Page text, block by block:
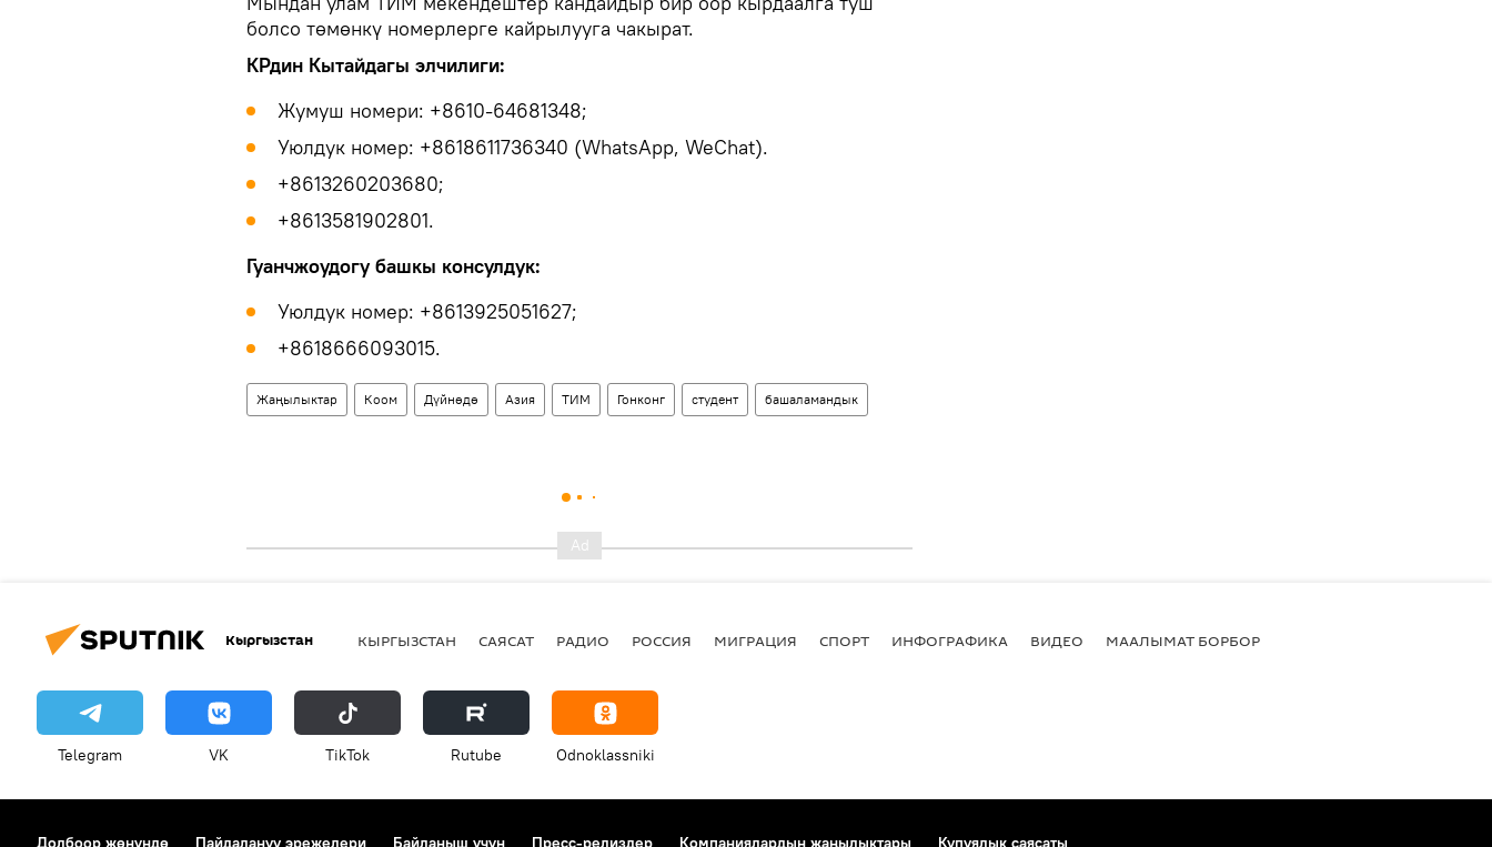
болсо төмөнкү номерлерге кайрылууга чакырат.
КРдин Кытайдагы элчилиги:
Жумуш номери: +8610-64681348;
Уюлдук номер: +8618611736340 (WhatsApp, WeChat).
+8613260203680;
+8613581902801.
Гуанчжоудогу башкы консулдук:
Уюлдук номер: +8613925051627;
+8618666093015.
Жаңылыктар Коом Дүйнөдө Азия ТИМ Гонконг студент башаламандык
Кыргызстан КЫРГЫЗСТАН САЯСАТ РАДИО РОССИЯ МИГРАЦИЯ СПОРТ ИНФОГРАФИКА ВИДЕО МААЛЫМАТ БОРБОР
Telegram VK ТikТоk Rutube Odnoklassniki
Долбоор жөнүндө Пайдалануу эрежелери Байланыш үчүн Пресс-релиздер Компаниялардын жаңылыктары Купуялык саясаты